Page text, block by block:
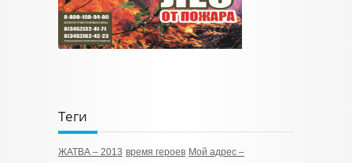
Теги
ЖАТВА – 2013 время героев Мой адрес –